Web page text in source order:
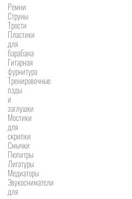
Ремни
Струны
Трости
Пластики
для
барабана
Гитарная
фурнитура
Тренировочные
пэды
и
заглушки
Мостики
для
скрипки
Смычки
Пюпитры
Лигатуры
Медиаторы
Звукосниматели
для